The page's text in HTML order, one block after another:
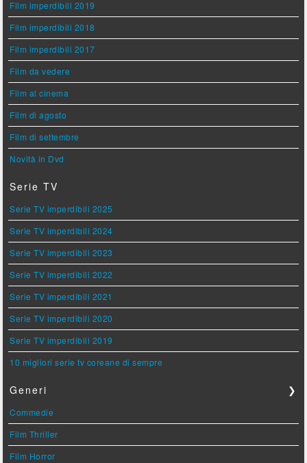
Film imperdibili 2019
Film imperdibili 2018
Film imperdibili 2017
Film da vedere
Film al cinema
Film di agosto
Film di settembre
Novità in Dvd
Serie TV
Serie TV imperdibili 2025
Serie TV imperdibili 2024
Serie TV imperdibili 2023
Serie TV imperdibili 2022
Serie TV imperdibili 2021
Serie TV imperdibili 2020
Serie TV imperdibili 2019
10 migliori serie tv coreane di sempre
Generi ❯
Commedie
Film Thriller
Film Horror